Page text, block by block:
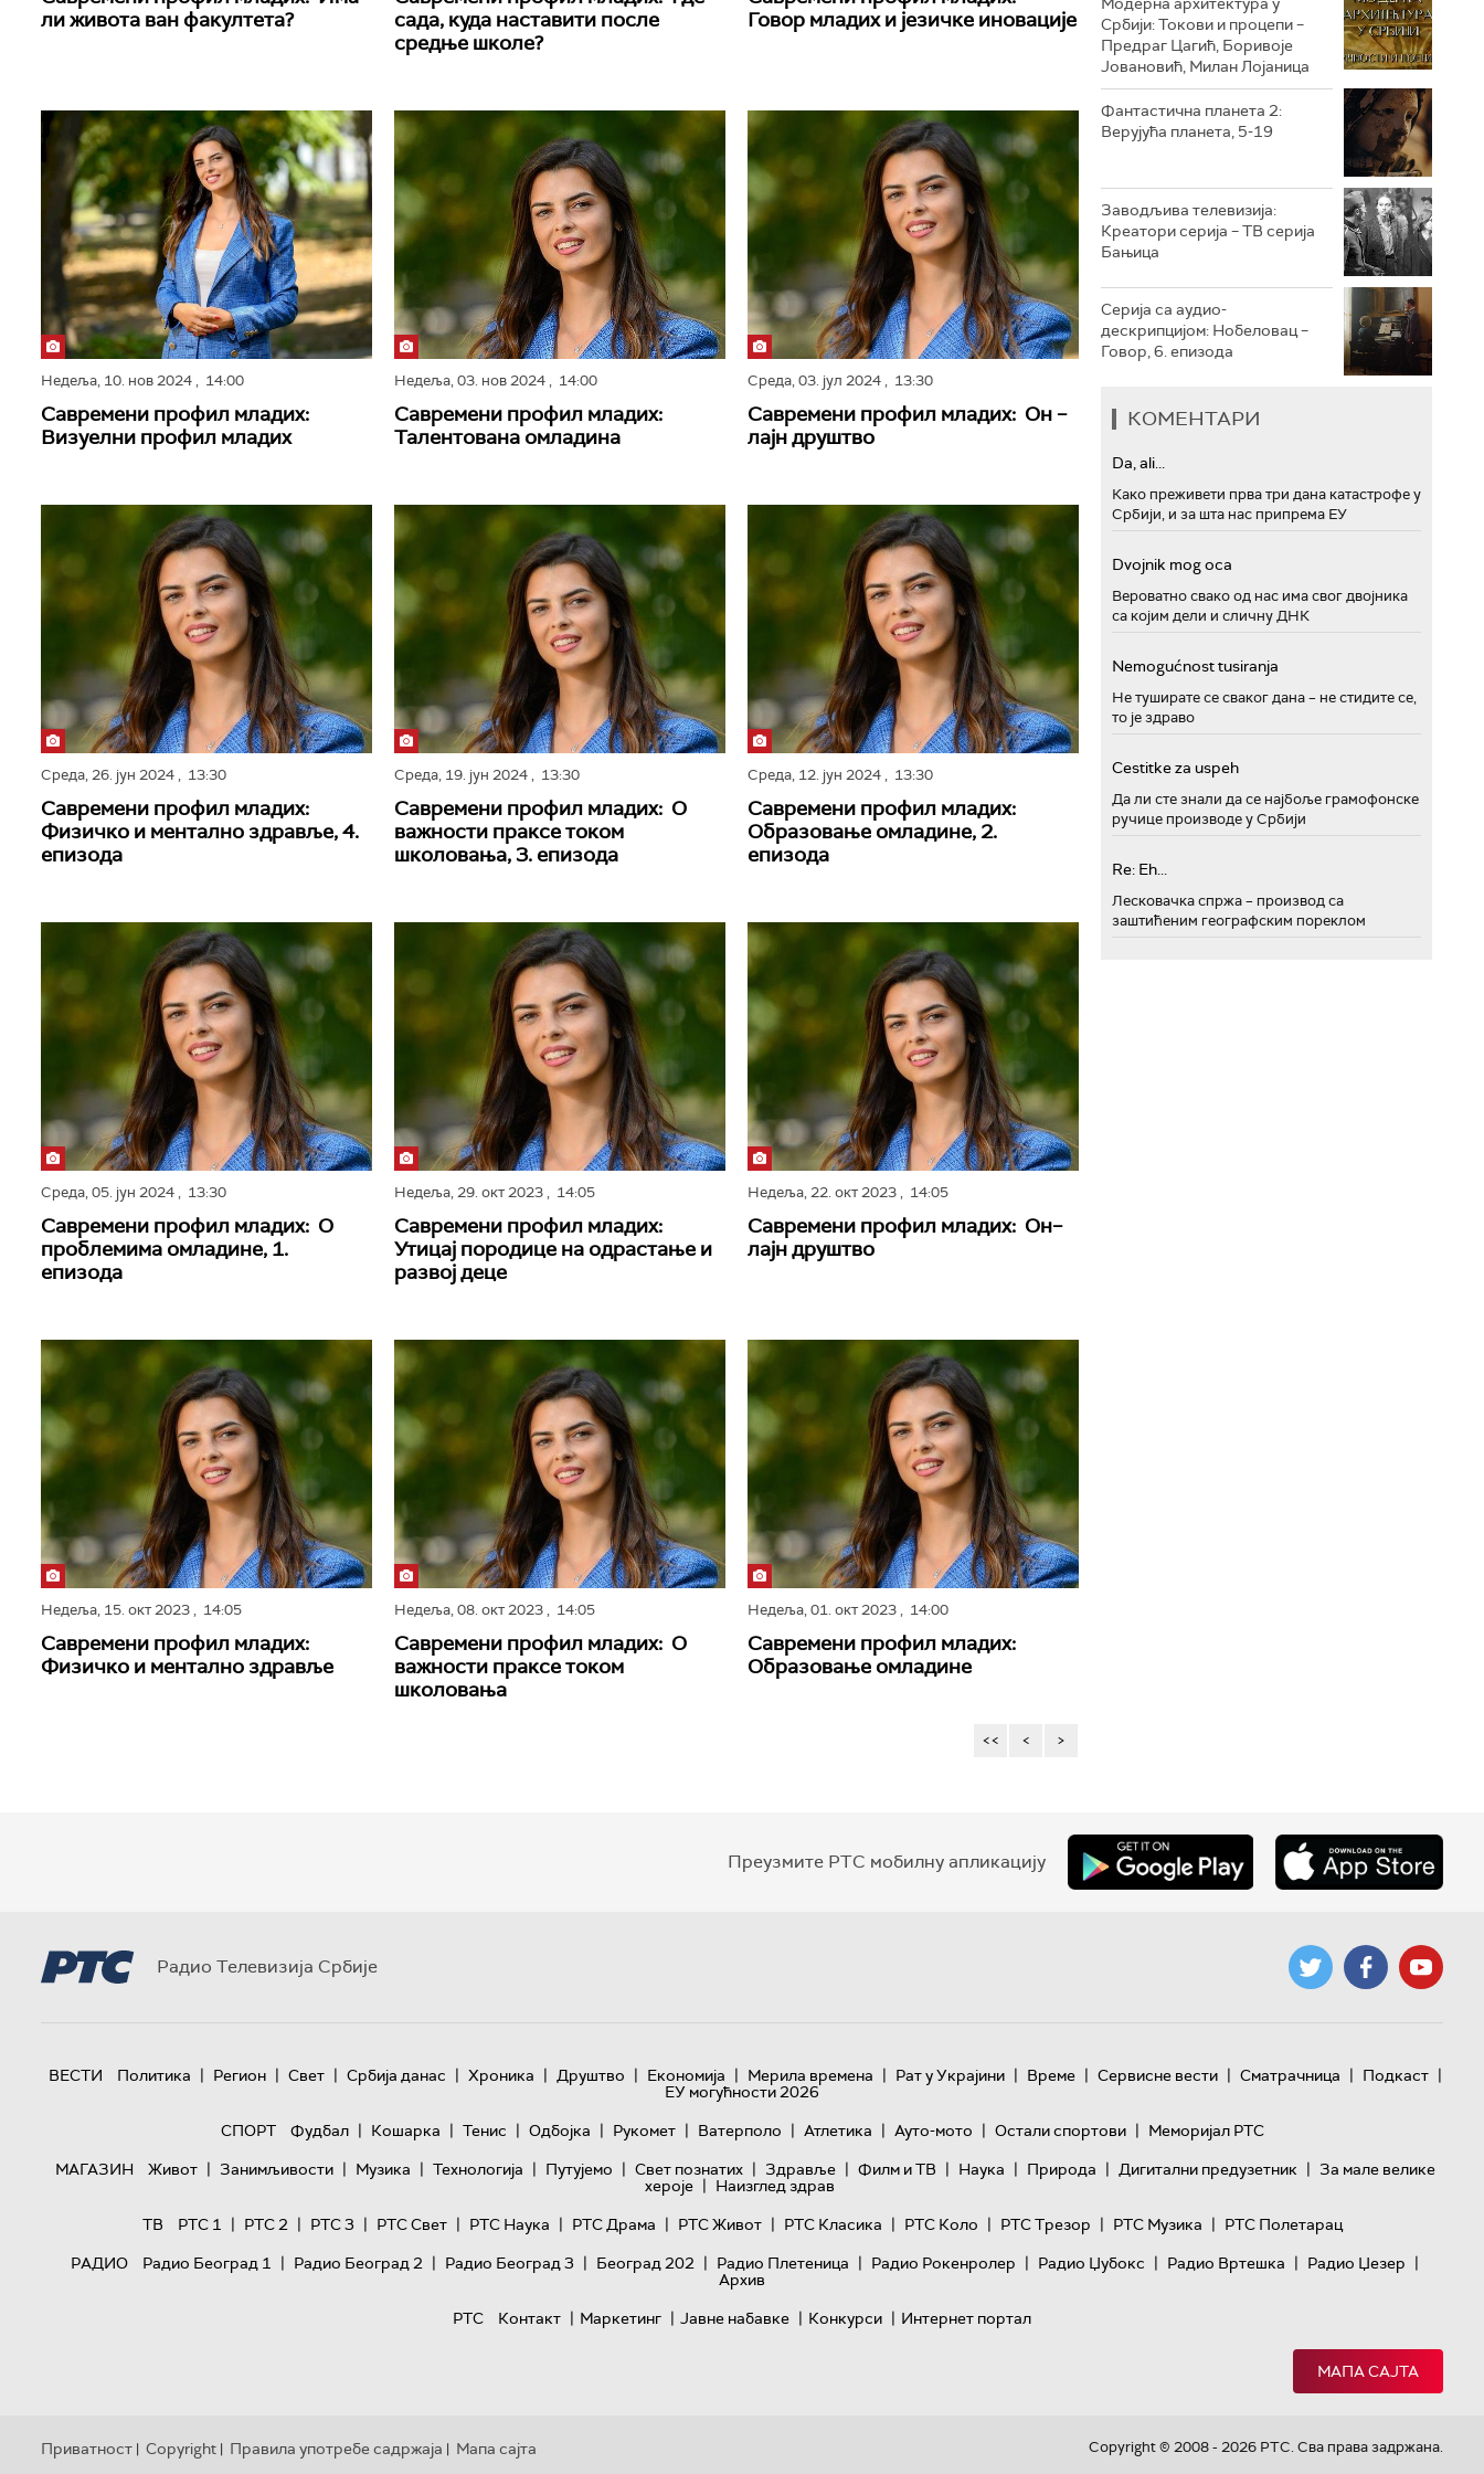
ли живота ван факултета?
сада, куда наставити после
средње школе?
Говор младих и језичке иновације
Недеља, 10. нов 2024, 14:00
Савремени профил младих:
Визуелни профил младих
Недеља,03. нов 2024, 14:00
Савремени профил младих:
Талентована омладина
Среда,03. јул 2024, 13:30
Савремени профил младих: Он –
лајн друштво
Среда,26. јун 2024, 13:30
Савремени профил младих:
Физичко и ментално здравље, 4.
епизода
Среда, 19. јун 2024, 13:30
Савремени профил младих: О
важности праксе током
школовања, 3. епизода
Среда, 12. јун 2024, 13:30
Савремени профил младих:
Образовање омладине, 2.
епизода
Среда,05. јун 2024, 13:30
Савремени профил младих: О
проблемима омладине, 1.
епизода
Недеља,29. окт 2023, 14:05
Савремени профил младих:
Утицај породице на одрастање и
развој деце
Недеља,22. окт 2023, 14:05
Савремени профил младих: Он–
лајн друштво
Недеља, 15. окт 2023, 14:05
Савремени профил младих:
Физичко и ментално здравље
Недеља,08. окт 2023, 14:05
Савремени профил младих: О
важности праксе током
школовања
Недеља,01. окт 2023, 14:00
Савремени профил младих:
Образовање омладине
<< < >
РТС ТРЕЗОР
РТС МУЗИКА
РТС ПОЛЕТАРАЦ
Србији: Токови и процепи –
Предраг Цагић, Боривоје
Јовановић, Милан Лојаница
Фантастична планета 2:
Верујућа планета, 5-19
Заводљива телевизија:
Креатори серија – ТВ серија
Бањица
Серија са аудио-
дескрипцијом: Нобеловац –
Говор, 6. епизода
КОМЕНТАРИ
Da, ali...
Како преживети прва три дана катастрофе у
Србији, и за шта нас припрема ЕУ
Dvojnik mog oca
Вероватно свако од нас има свог двојника
са којим дели и сличну ДНК
Nemogućnost tusiranja
Не туширате се сваког дана – не стидите се,
то је здраво
Cestitke za uspeh
Да ли сте знали да се најбоље грамофонске
ручице производе у Србији
Re: Eh...
Лесковачка спржа – производ са
заштићеним географским пореклом
Преузмите РТС мобилну апликацију
Радио Телевизија Србије
ВЕСТИ Политика | Регион | Свет | Србија данас | Хроника | Друштво | Економија | Мерила времена | Рат у Украјини | Време | Сервисне вести | Сматрачница | Подкаст |
ЕУ могућности 2026
СПОРТ
Фудбал | Кошарка | Тенис | Одбојка | Рукомет | Ватерполо | Атлетика | Ауто-мото | Остали спортови | Меморијал РТС
МАГАЗИН
Живот | Занимљивости | Музика | Технологијa | Путујемо | Свет познатих | Здравље | Филм и ТВ | Наука | Природа | Дигитални предузетник | За мале велике
хероје | Наизглед здрав
ТВ
РТС 1 | РТС 2 | РТС 3 | РТС Свет | РТС Наука | РТС Драма | РТС Живот | РТС Класика | РТС Коло | РТС Трезор | РТС Музика | РТС Полетарац
РАДИО
Радио Београд 1 | Радио Београд 2 | Радио Београд 3 | Београд 202 | Радио Плетеница | Радио Рокенролер | Радио Џубокс | Радио Вртешка | Радио Џезер |
Архив
РТС
Контакт | Маркетинг | Јавне набавке | Конкурси | Интернет портал
МАПА САЈТА
Приватност | Copyright | Правила употребе садржаја | Мапа сајта Copyright © 2008 - 2026 РТС. Сва права задржана.